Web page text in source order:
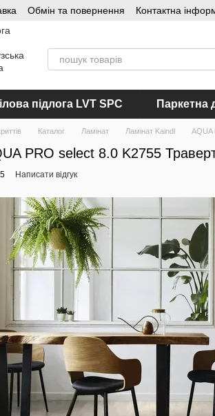
Обмін та повернення Контактна
підлога LVT SPC Паркетна
Каталог Ламінат Ламінат Kaindl AQUA
PRO select 8.0 K2755
Написати відгук